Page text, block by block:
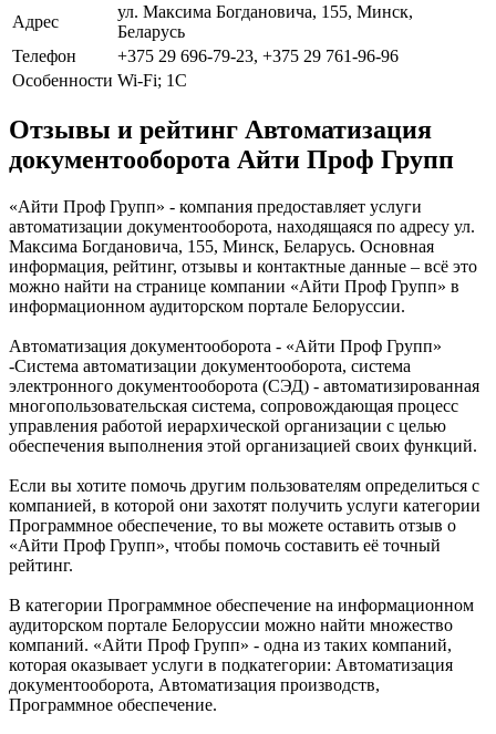
Адрес
ул. Максима Богдановича, 155, Минск,
Беларусь
Телефон
+375 29 696-79-23, +375 29 761-96-96
Особенности Wi-Fi; 1С
Отзывы и рейтинг Автоматизация
документооборота Айти Проф Групп
«Айти Проф Групп» - компания предоставляет услуги
автоматизации документооборота, находящаяся по адресу ул.
Максима Богдановича, 155, Минск, Беларусь. Основная
информация, рейтинг, отзывы и контактные данные – всё это
можно найти на странице компании «Айти Проф Групп» в
информационном аудиторском портале Белоруссии.
Автоматизация документооборота - «Айти Проф Групп»
-Система автоматизации документооборота, система
электронного документооборота (СЭД) - автоматизированная
многопользовательская система, сопровождающая процесс
управления работой иерархической организации с целью
обеспечения выполнения этой организацией своих функций.
Если вы хотите помочь другим пользователям определиться с
компанией, в которой они захотят получить услуги категории
Программное обеспечение, то вы можете оставить отзыв о
«Айти Проф Групп», чтобы помочь составить её точный
рейтинг.
В категории Программное обеспечение на информационном
аудиторском портале Белоруссии можно найти множество
компаний. «Айти Проф Групп» - одна из таких компаний,
которая оказывает услуги в подкатегории: Автоматизация
документооборота, Автоматизация производств,
Программное обеспечение.